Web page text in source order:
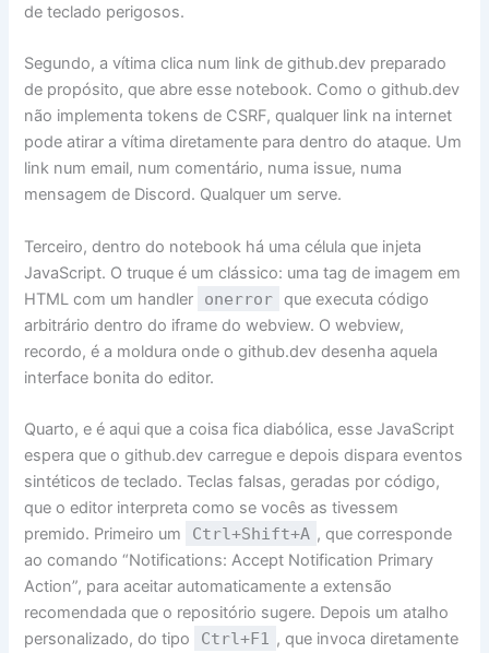
de teclado perigosos.
Segundo, a vítima clica num link de github.dev preparado
de propósito, que abre esse notebook. Como o github.dev
não implementa tokens de CSRF, qualquer link na internet
pode atirar a vítima diretamente para dentro do ataque. Um
link num email, num comentário, numa issue, numa
mensagem de Discord. Qualquer um serve.
Terceiro, dentro do notebook há uma célula que injeta
JavaScript. O truque é um clássico: uma tag de imagem em
HTML com um handler
onerror que executa código
arbitrário dentro do iframe do webview. O webview,
recordo, é a moldura onde o github.dev desenha aquela
interface bonita do editor.
Quarto, e é aqui que a coisa fica diabólica, esse JavaScript
espera que o github.dev carregue e depois dispara eventos
sintéticos de teclado. Teclas falsas, geradas por código,
que o editor interpreta como se vocês as tivessem
premido. Primeiro um
Ctrl+Shift+A , que corresponde
ao comando “Notifications: Accept Notification Primary
Action”, para aceitar automaticamente a extensão
recomendada que o repositório sugere. Depois um atalho
personalizado, do tipo
Ctrl+F1 , que invoca diretamente